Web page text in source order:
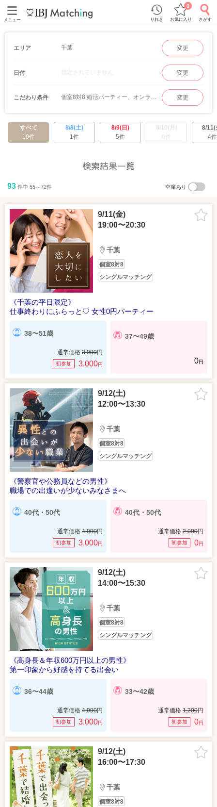
メニュー りれき お気に入り
0
さがす
エリア 千葉 変更
日付 指定されていません 変更
こだわり条件 個室8対8 婚活パーティー、オンラインマッチング 変更
すべて
19件
8/8(土)
1件
8/9(日)
5件
8/10(月)
0件
8/11(
4件
検索結果一覧
93 件中 55～72件 空席あり
9/11(金)
19:00〜20:30
千葉
個室8対8
シングルマッチング
《千葉の平日限定》
仕事終わりにふらっと♡ 女性0円パーティー
38〜51歳
通常価格 3,900円
初参加 3,000円
37〜49歳
0円
9/12(土)
12:00〜13:30
千葉
個室8対8
シングルマッチング
《警察官や公務員などの男性》
職場での出逢いが少ないみなさまへ
40代・50代
通常価格 4,900円
初参加 3,000円
40代・50代
通常価格 2,000円
初参加 0円
9/12(土)
14:00〜15:30
千葉
個室8対8
シングルマッチング
《高身長＆年収600万円以上の男性》
第一印象から好感を持てる出会い
36〜44歳
通常価格 4,900円
初参加 3,000円
33〜42歳
通常価格 1,200円
初参加 0円
9/12(土)
16:00〜17:30
千葉
個室8対8